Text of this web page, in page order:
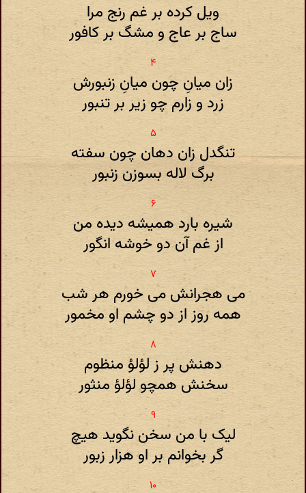
ویل کرده بر غم رنج مرا
ساج بر عاج و مشگ بر کافور
زان میان‌ِ چون میان‌ِ زنبورش
زرد و زارم چو زیر بر تنبور
تنگدل زان دهان چون سفته
برگ لاله بسوزن زنبور
شیره بارد همیشه دیده من
از غم آن دو خوشه انگور
می هجرانش می خورم هر شب
همه روز از دو چشم او مخمور
دهنش پر ز لؤلؤ منظوم
سخنش همچو لؤلؤ منثور
لیک با من سخن نگوید هیچ
گر بخوانم بر او هزار زبور